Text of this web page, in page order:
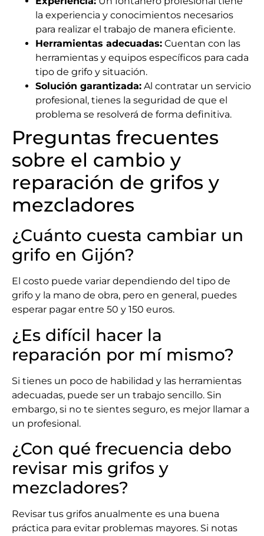
la experiencia y conocimientos necesarios
para realizar el trabajo de manera eficiente.
Herramientas adecuadas: Cuentan con las
herramientas y equipos específicos para cada
tipo de grifo y situación.
Solución garantizada: Al contratar un servicio
profesional, tienes la seguridad de que el
problema se resolverá de forma definitiva.
Preguntas frecuentes
sobre el cambio y
reparación de grifos y
mezcladores
¿Cuánto cuesta cambiar un
grifo en Gijón?
El costo puede variar dependiendo del tipo de
grifo y la mano de obra, pero en general, puedes
esperar pagar entre 50 y 150 euros.
¿Es difícil hacer la
reparación por mí mismo?
Si tienes un poco de habilidad y las herramientas
adecuadas, puede ser un trabajo sencillo. Sin
embargo, si no te sientes seguro, es mejor llamar a
un profesional.
¿Con qué frecuencia debo
revisar mis grifos y
mezcladores?
Revisar tus grifos anualmente es una buena
práctica para evitar problemas mayores. Si notas